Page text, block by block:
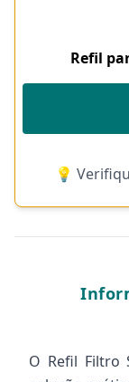
Refil
💡
O Refil Filtro